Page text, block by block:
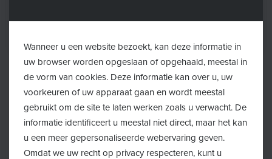
Universitair onderwijs
Wanneer u een website bezoekt, kan deze informatie in
uw browser worden opgeslaan of opgehaald, meestal in
de vorm van cookies. Deze informatie kan over u, uw
voorkeuren of uw apparaat gaan en wordt meestal
gebruikt om de site te laten werken zoals u verwacht. De
informatie identificeert u meestal niet direct, maar het kan
u een meer gepersonaliseerde webervaring geven.
Omdat we uw recht op privacy respecteren, kunt u